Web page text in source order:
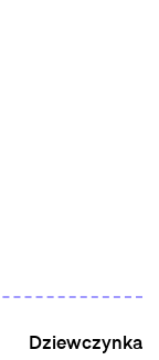
Dziewczynka